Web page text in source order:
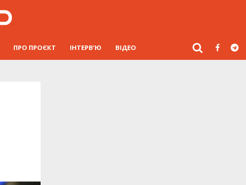
ПРО ПРОЄКТ ІНТЕРВ’Ю ВІДЕО